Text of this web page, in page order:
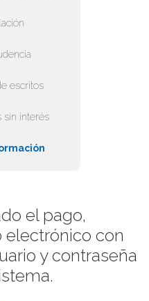
escritos
sin interés
el pago,
electrónico con
y contraseña